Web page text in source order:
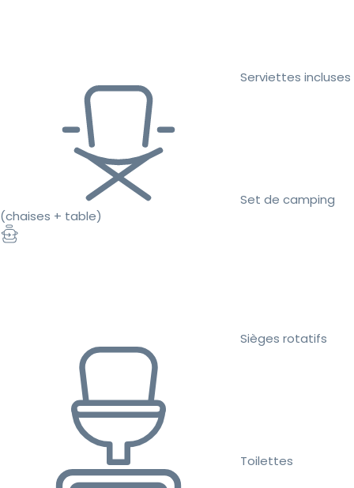
Serviettes incluses
Set de camping
(chaises + table)
Sièges rotatifs
Toilettes